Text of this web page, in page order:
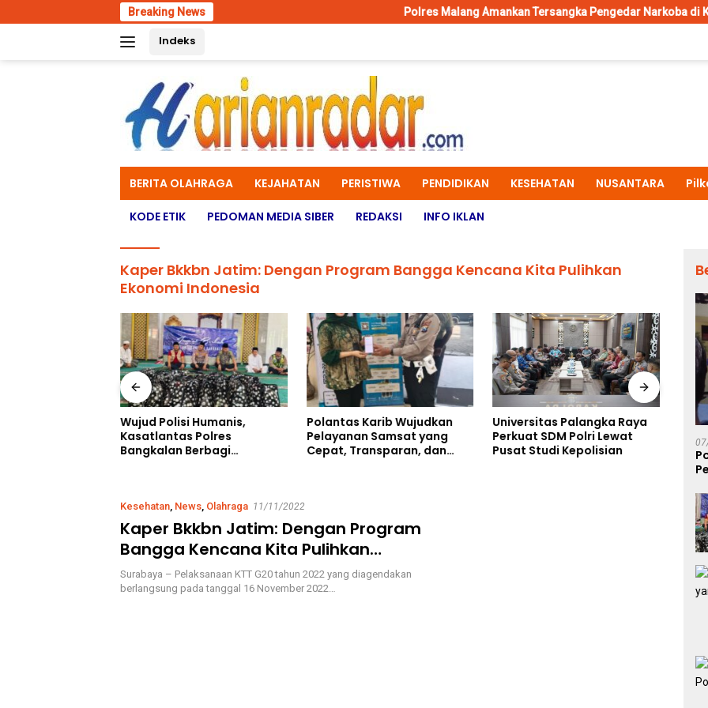
to
Breaking News Polres Malang Amankan Tersangka Pengedar Narkoba di Kepanjen, Sita
Indeks
BERITA OLAHRAGA KEJAHATAN PERISTIWA PENDIDIKAN KESEHATAN NUSANTARA
KODE ETIK PEDOMAN MEDIA SIBER REDAKSI INFO IKLAN
Kaper Bkkbn Jatim: Dengan Program Bangga Kencana Kita Pulihkan
Ekonomi Indonesia
Wujud Polisi Humanis,
Kasatlantas Polres
Bangkalan Berbagi
Polantas Karib Wujudkan
Pelayanan Samsat yang
Cepat, Transparan, dan
Universitas Palangka Raya
Perkuat SDM Polri Lewat
Pusat Studi Kepolisian
Kesehatan, News, Olahraga 11/11/2022
Kaper Bkkbn Jatim: Dengan Program
Bangga Kencana Kita Pulihkan
Ekonomi Indonesia
Surabaya – Pelaksanaan KTT G20 tahun 2022 yang diagendakan
berlangsung pada tanggal 16 November 2022…